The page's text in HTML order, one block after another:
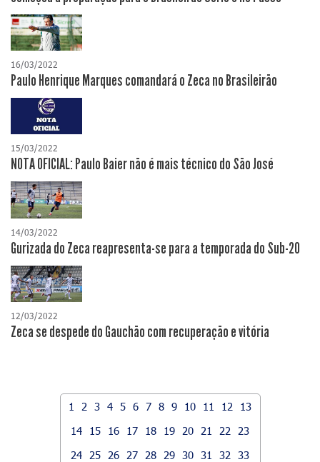
16/03/2022
Paulo Henrique Marques comandará o Zeca no Brasileirão
15/03/2022
NOTA OFICIAL: Paulo Baier não é mais técnico do São José
14/03/2022
Gurizada do Zeca reapresenta-se para a temporada do Sub-20
12/03/2022
Zeca se despede do Gauchão com recuperação e vitória
1 2 3 4 5 6 7 8 9 10 11 12
13
14
15 16 17 18 19 20 21 22
23
24
25 26 27 28 29 30 31 32
33